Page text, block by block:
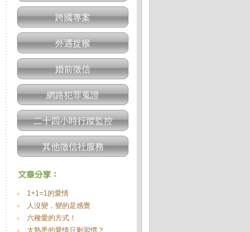
跨國專案
外遇捉猴
婚前徵信
網路犯罪蒐證
二十四小時行蹤監控
其他徵信社服務
1+1=1的愛情
人沒變，變的是感覺
六種愛的方式！
太熟悉的愛情只剩習慣？